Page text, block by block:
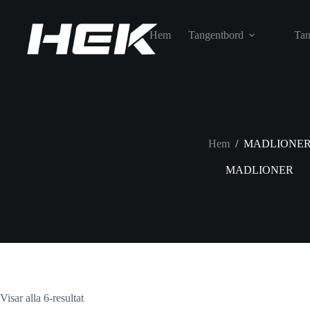
Hem Tangentbord
Hem / MADLIONER
MADLIONER
Visar alla 6-resultat